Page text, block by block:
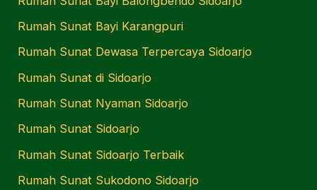
Rumah Sunat Bayi Karangpuri
Rumah Sunat Dewasa Terpercaya Sidoarjo
Rumah Sunat di Sidoarjo
Rumah Sunat Nyaman Sidoarjo
Rumah Sunat Sidoarjo
Rumah Sunat Sidoarjo Terbaik
Rumah Sunat Sukodono Sidoarjo